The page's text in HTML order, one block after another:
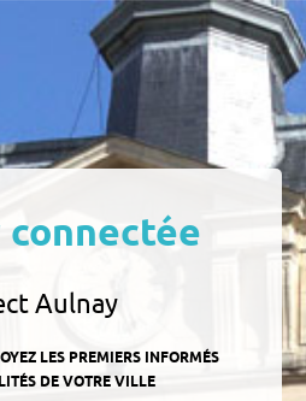
Aulnay
LES PREMIERS INFORMÉS
DE VOTRE VILLE